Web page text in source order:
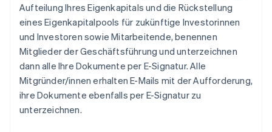
Aufteilung Ihres Eigenkapitals und die Rückstellung
eines Eigenkapitalpools für zukünftige Investorinnen
und Investoren sowie Mitarbeitende, benennen
Mitglieder der Geschäftsführung und unterzeichnen
dann alle Ihre Dokumente per E-Signatur. Alle
Mitgründer/innen erhalten E-Mails mit der Aufforderung,
ihre Dokumente ebenfalls per E-Signatur zu
unterzeichnen.